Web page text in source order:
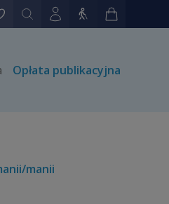
Opłata publikacyjna
manii